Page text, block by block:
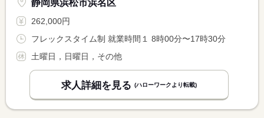
静岡県浜松市浜名区
262,000円
フレックスタイム制 就業時間１ 8時00分〜17時30分
土曜日，日曜日，その他
求人詳細を見る (ハローワークより転載)